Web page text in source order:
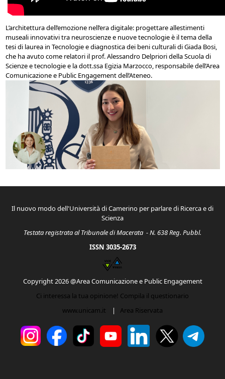
L’architettura dell’emozione nell’era digitale: progettare allestimenti
museali innovativi tra neuroscienze e nuove tecnologie è il tema della
tesi di laurea in Tecnologie e diagnostica dei beni culturali di Giada Bosi,
che ha avuto come relatori il prof. Alessandro Delpriori della Scuola di
Scienze e tecnologie e la dott.ssa Egizia Marzocco, responsabile dell’Area
Comunicazione e Public Engagement dell’Ateneo.
Il nuovo modo dell'Università di Camerino per parlare di Ricerca e di
Scienza
Testata registrata al Tribunale di Macerata - N. 638 Reg. Pubbl.
ISSN 3035-2673
Copyright 2026 @Area Comunicazione e Public Engagement
Ci interessa la tua opinione! Compila il questionario
www.unicam.it | Area Riservata